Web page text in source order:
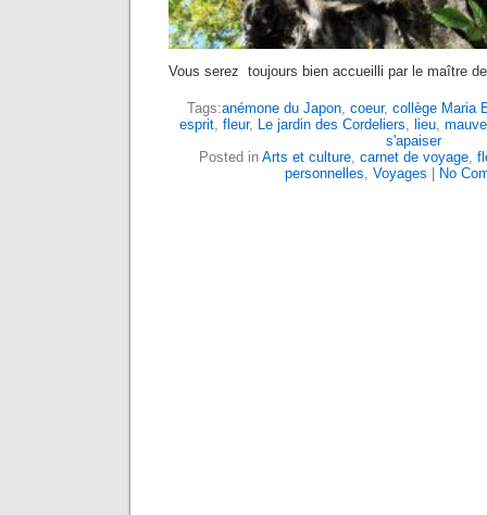
Vous serez toujours bien accueilli par le maître
Tags:anémone du Japon, coeur, collège Maria
esprit, fleur, Le jardin des Cordeliers, lieu, mauve
s'apaiser
Posted in Arts et culture, carnet de voyage,
personnelles, Voyages No